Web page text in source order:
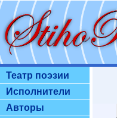
Театр поэзии
Исполнители
Авторы